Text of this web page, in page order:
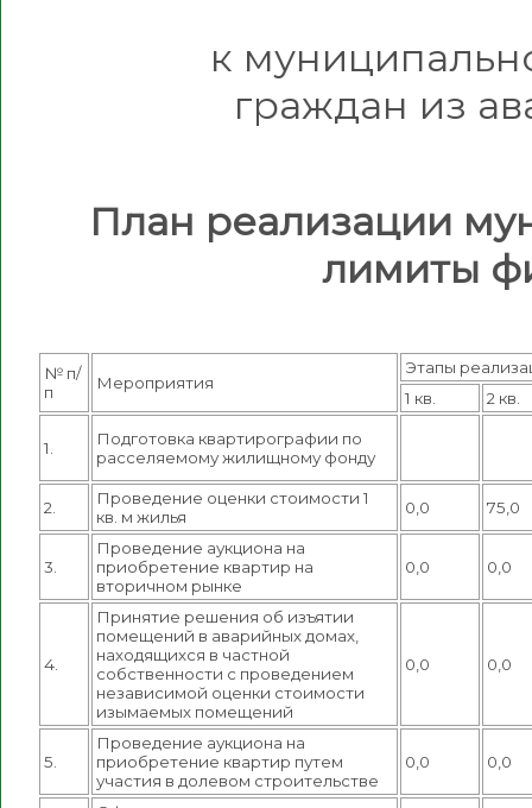
к
граждан из
План реализации
лимиты
№ п/
п
Мероприятия
Этапы
1 кв.
2 кв.
1.
Подготовка квартирографии по
расселяемому жилищному фонду
2.
Проведение оценки стоимости 1
кв. м жилья
0,0 75,0
3.
Проведение аукциона на
приобретение квартир на
вторичном рынке
0,0 0,0
4.
Принятие решения об изъятии
помещений в аварийных домах,
находящихся в частной
собственности с проведением
независимой оценки стоимости
изымаемых помещений
0,0 0,0
5.
Проведение аукциона на
приобретение квартир путем
участия в долевом строительстве
0,0 0,0